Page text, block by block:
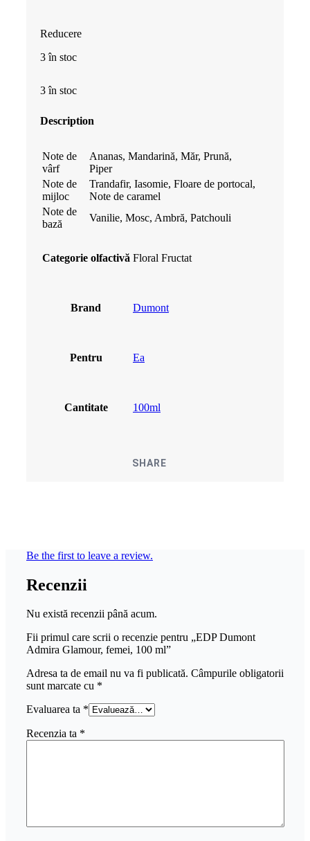
269.99 lei.
Reducere
3 în stoc
3 în stoc
Description
Note de
vârf
Ananas, Mandarină, Măr, Prună,
Piper
Note de
mijloc
Trandafir, Iasomie, Floare de portocal,
Note de caramel
Note de
bază
Vanilie, Mosc, Ambră, Patchouli
Categorie olfactivă Floral Fructat
Brand Dumont
Pentru Ea
Cantitate 100ml
SHARE
Be the first to leave a review.
Recenzii
Nu există recenzii până acum.
Fii primul care scrii o recenzie pentru „EDP Dumont
Admira Glamour, femei, 100 ml”
Adresa ta de email nu va fi publicată. Câmpurile obligatorii
sunt marcate cu *
Evaluarea ta *
Recenzia ta *